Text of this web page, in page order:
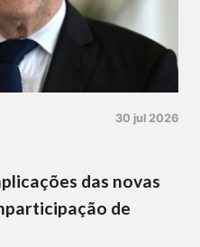
30 jul 2026
das novas
de